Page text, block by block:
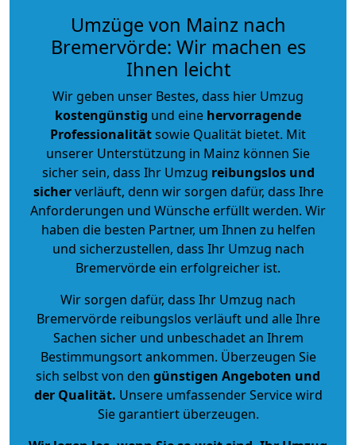
Umzüge von Mainz nach
Bremervörde: Wir machen es
Ihnen leicht
Wir geben unser Bestes, dass hier Umzug
kostengünstig und eine hervorragende
Professionalitätsowie Qualität bietet. Mit
unserer Unterstützung in Mainz können Sie
sicher sein, dass Ihr Umzug reibungslos und
sicherverläuft, denn wir sorgen dafür, dass Ihre
Anforderungen und Wünsche erfüllt werden. Wir
haben die besten Partner, um Ihnen zu helfen
und sicherzustellen, dass Ihr Umzug nach
Bremervörde ein erfolgreicher ist.
Wir sorgen dafür, dass Ihr Umzug nach
Bremervörde reibungslos verläuft und alle Ihre
Sachen sicher und unbeschadet an Ihrem
Bestimmungsort ankommen. Überzeugen Sie
sich selbst von den günstigen Angeboten und
der Qualität. Unsere umfassender Service wird
Sie garantiert überzeugen.